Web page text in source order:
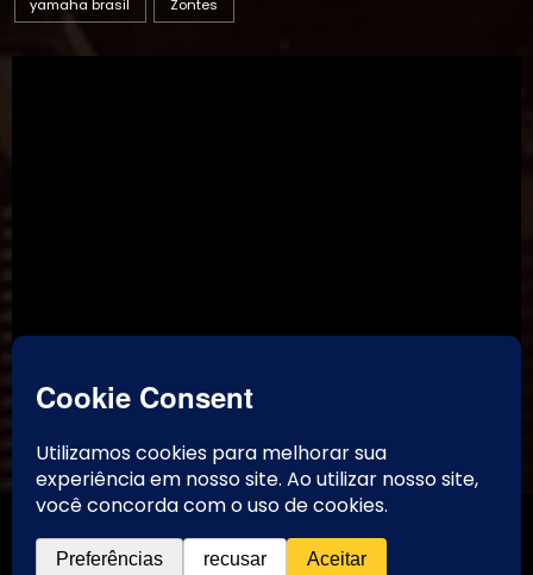
TikTok Threads Youtube
Contato